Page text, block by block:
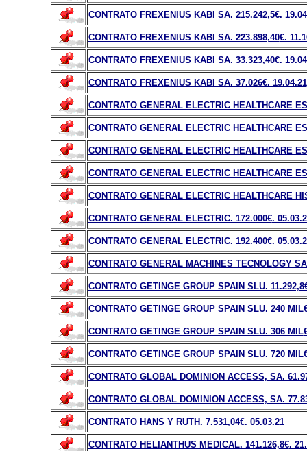
CONTRATO FREXENIUS KABI SA. 215.242,5€.
CONTRATO FREXENIUS KABI SA. 223.898,40€.
CONTRATO FREXENIUS KABI SA. 33.323,40€.
CONTRATO FREXENIUS KABI SA. 37.026€. 19.04.21
CONTRATO GENERAL ELECTRIC HEALTHCARE
CONTRATO GENERAL ELECTRIC HEALTHCARE
CONTRATO GENERAL ELECTRIC HEALTHCARE
CONTRATO GENERAL ELECTRIC HEALTHCARE
CONTRATO GENERAL ELECTRIC HEALTHCARE
CONTRATO GENERAL ELECTRIC. 172.000€.
CONTRATO GENERAL ELECTRIC. 192.400€.
CONTRATO GENERAL MACHINES TECNOLOGY
CONTRATO GETINGE GROUP SPAIN SLU. 11.292,8
CONTRATO GETINGE GROUP SPAIN SLU. 240 MIL
CONTRATO GETINGE GROUP SPAIN SLU. 306 MIL
CONTRATO GETINGE GROUP SPAIN SLU. 720 MIL
CONTRATO GLOBAL DOMINION ACCESS, SA.
CONTRATO GLOBAL DOMINION ACCESS, SA.
CONTRATO HANS Y RUTH. 7.531,04€. 05.03.21
CONTRATO HELIANTHUS MEDICAL. 141.126,8€.